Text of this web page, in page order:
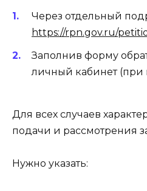
Через отдельный
https://rpn.gov.ru/
Заполнив форму
личный кабинет (при
Для всех случаев
подачи и рассмотрения
Нужно указать: